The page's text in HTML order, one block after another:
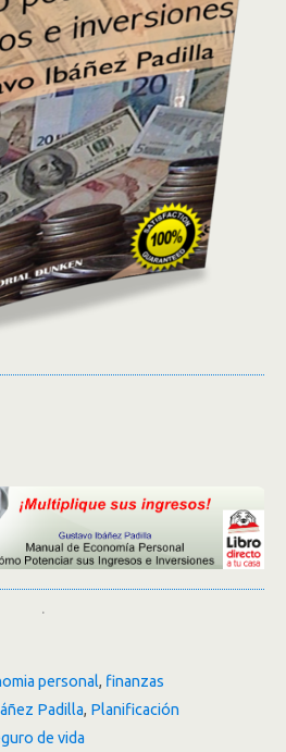
.
personal, finanzas
Padilla, Planificación
de vida